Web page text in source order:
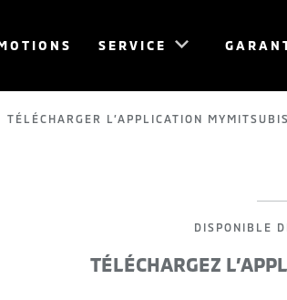
SERVICE
TÉLÉCHARGER L’APPLICATION
DISPONIBLE
TÉLÉCHARGEZ